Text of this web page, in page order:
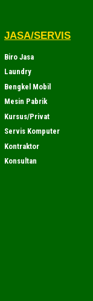
JASA/SERVIS
Biro Jasa
Laundry
Bengkel Mobil
Mesin Pabrik
Kursus/Privat
Servis Komputer
Kontraktor
Konsultan